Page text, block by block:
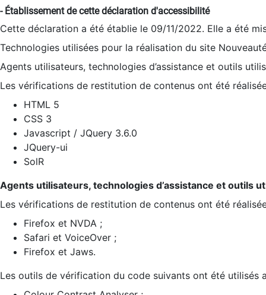
- Établissement de cette déclaration d'accessibilité
Cette déclaration a été établie le 09/11/2022. Elle a été
Technologies utilisées pour la réalisation du site
Agents utilisateurs, technologies d’assistance et outils
Les vérifications de restitution de contenus ont été
HTML 5
CSS 3
Javascript / JQuery 3.6.0
JQuery-ui
SolR
Agents utilisateurs, technologies d’assistance et outils
Les vérifications de restitution de contenus ont été
Firefox et NVDA ;
Safari et VoiceOver ;
Firefox et Jaws.
Les outils de vérification du code suivants ont été utilisés